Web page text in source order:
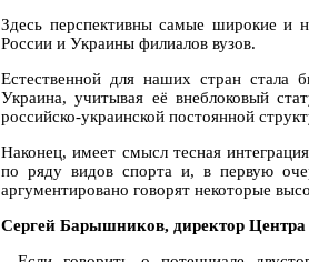
Здесь перспективны самые широкие и
России и Украины филиалов вузов.
Естественной для наших стран
Украина, учитывая её внеблоковый
российско-украинской постоянной
Наконец, имеет смысл тесная
по ряду видов спорта и, в первую
аргументировано говорят некоторые
Сергей Барышников, директор Центра